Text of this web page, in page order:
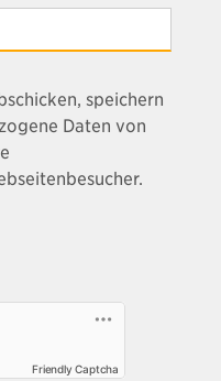
speichern
Daten von
Friendly Captcha